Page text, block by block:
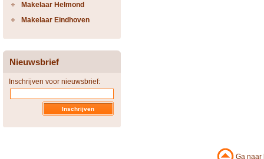
Makelaar Helmond
Makelaar Eindhoven
Nieuwsbrief
Inschrijven voor nieuwsbrief:
Ga